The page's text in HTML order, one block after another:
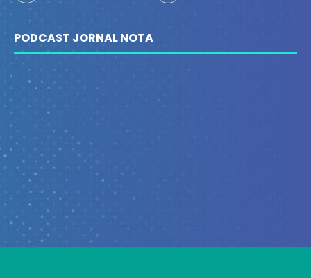
PODCAST JORNAL NOTA